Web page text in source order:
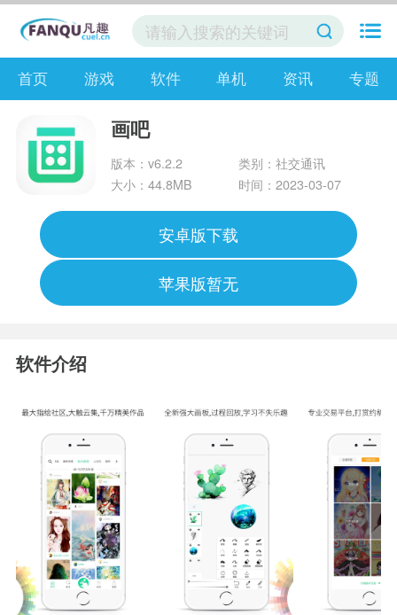
首页 游戏 软件 单机 资讯 专题
画吧
版本：v6.2.2
类别：社交通讯
大小：44.8MB
时间：2023-03-07
安卓版下载
苹果版暂无
软件介绍